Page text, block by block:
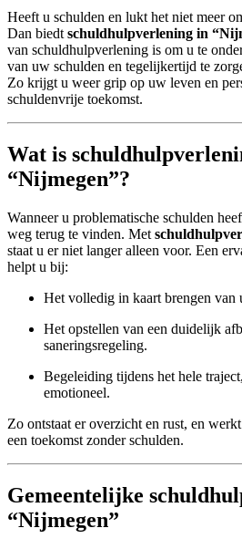
Heeft u schulden en lukt het niet meer
Dan biedt schuldhulpverlening in
van schuldhulpverlening is om u te
van uw schulden en tegelijkertijd te
Zo krijgt u weer grip op uw leven en
schuldenvrije toekomst.
Wat is
“Nijmegen”?
Wanneer u problematische schulden
weg terug te vinden. Met
staat u er niet langer alleen voor. Een
helpt u bij:
Het volledig in kaart brengen van
Het opstellen van een duidelijk
saneringsregeling.
Begeleiding tijdens het hele
emotioneel.
Zo ontstaat er overzicht en rust, en
een toekomst zonder schulden.
Gemeentelijke
“Nijmegen”